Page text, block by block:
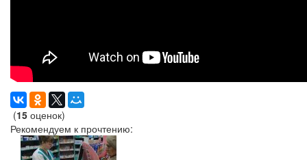
(15 оценок)
Рекомендуем к прочтению: